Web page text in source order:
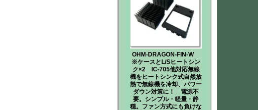
OHM-DRAGON-FIN-W
※ケースとL/Sヒートシン
ク×2 IC-705他対応無線
機をヒートシンク式自然放
熱で無線機を冷却、パワー
ダウン対策に！ 電源不
要。シンプル・軽量・静
穏。ファン方式にも負けな